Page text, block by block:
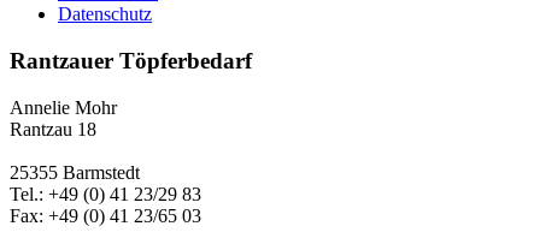
Datenschutz
Rantzauer Töpferbedarf
Annelie Mohr
Rantzau 18
25355 Barmstedt
Tel.: +49 (0) 41 23/29 83
Fax: +49 (0) 41 23/65 03